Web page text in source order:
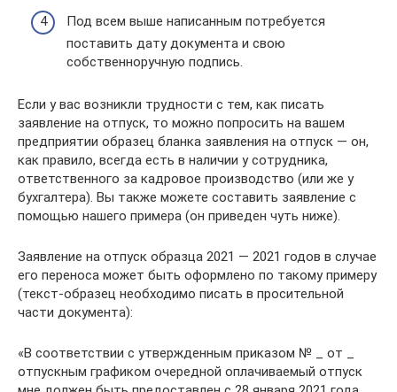
Под всем выше написанным потребуется
поставить дату документа и свою
собственноручную подпись.
Если у вас возникли трудности с тем, как писать
заявление на отпуск, то можно попросить на вашем
предприятии образец бланка заявления на отпуск — он,
как правило, всегда есть в наличии у сотрудника,
ответственного за кадровое производство (или же у
бухгалтера). Вы также можете составить заявление с
помощью нашего примера (он приведен чуть ниже).
Заявление на отпуск образца 2021 — 2021 годов в случае
его переноса может быть оформлено по такому примеру
(текст-образец необходимо писать в просительной
части документа):
«В соответствии с утвержденным приказом № _ от _
отпускным графиком очередной оплачиваемый отпуск